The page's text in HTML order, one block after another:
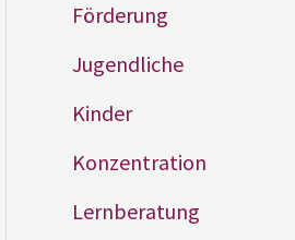
Förderung
Jugendliche
Kinder
Konzentration
Lernberatung